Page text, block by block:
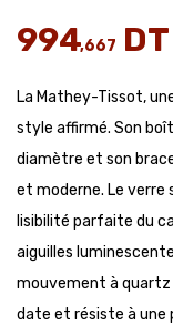
994,667 DT
La Mathey-Tissot,
style affirmé. Son
diamètre et son
et moderne. Le
lisibilité parfaite du
aiguilles
mouvement à quartz
date et résiste à une